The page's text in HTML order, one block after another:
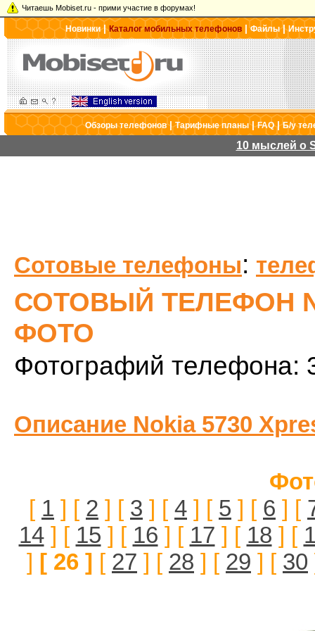
Читаешь Mobiset.ru - прими участие в форумах!
Новинки|Каталог мобильных телефонов |Файлы|
Обзоры телефонов|Тарифные планы|FAQ|Б/у
10 мыслей о
Сотовые телефоны:
СОТОВЫЙ ТЕЛЕФОН
ФОТО
Фотографий телефона:
Описание Nokia 5730
[ 1 ] [ 2 ] [ 3 ] [ 4 ] [ 5 ] [ 6 ] [
14] [ 15 ] [ 16 ] [ 17 ] [ 18 ] [
] [ 26 ] [ 27 ] [ 28 ] [ 29 ] [ 30